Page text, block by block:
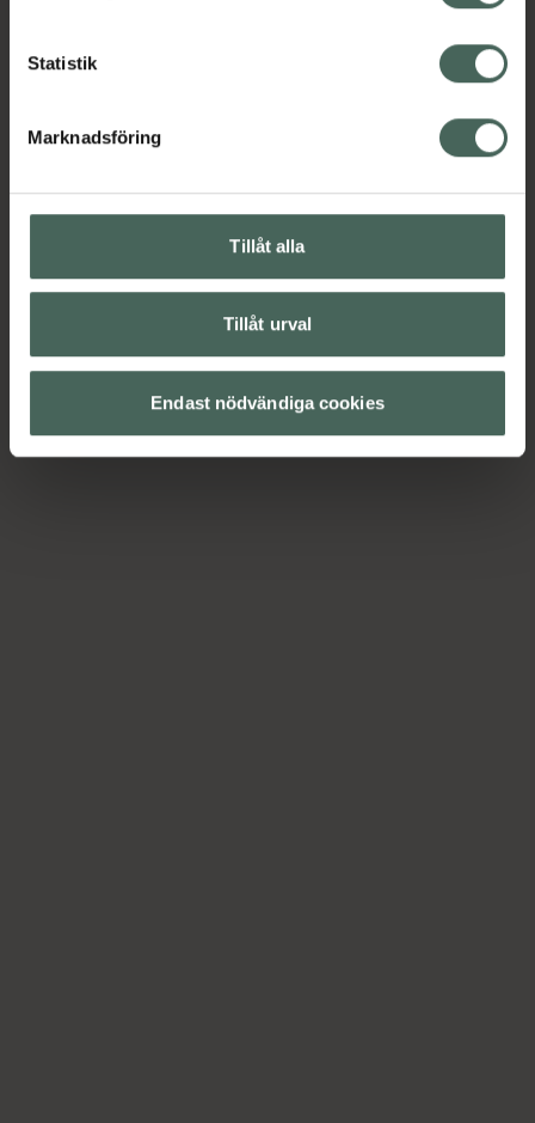
Statistik
Marknadsföring
Tillåt alla
Tillåt urval
Endast nödvändiga cookies